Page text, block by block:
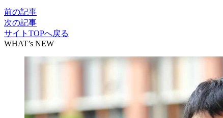
前の記事
次の記事
サイトTOPへ戻る
WHAT’s NEW